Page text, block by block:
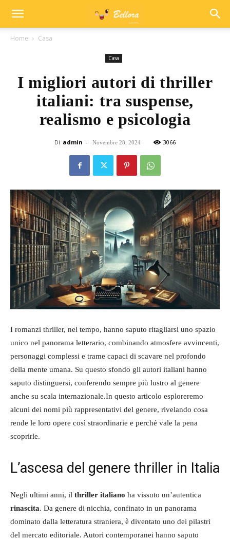
Home Casa
Casa
I migliori autori di thriller
italiani: tra suspense,
realismo e psicologia
Di admin - Novembre 28, 2024 3066
I romanzi thriller, nel tempo, hanno saputo ritagliarsi uno spazio
unico nel panorama letterario, combinando atmosfere avvincenti,
personaggi complessi e trame capaci di scavare nel profondo
della mente umana. Su questo sfondo gli autori italiani hanno
saputo distinguersi, conferendo sempre più lustro al genere
anche su scala internazionale.In questo articolo esploreremo
alcuni dei nomi più rappresentativi del genere, rivelando cosa
rende le loro opere così straordinarie e perché vale la pena
scoprirle.
L’ascesa del genere thriller in Italia
Negli ultimi anni, il thriller italiano ha vissuto un’autentica
rinascita. Da genere di nicchia, confinato in un panorama
dominato dalla letteratura straniera, è diventato uno dei pilastri
del mercato editoriale. Autori contemporanei hanno saputo